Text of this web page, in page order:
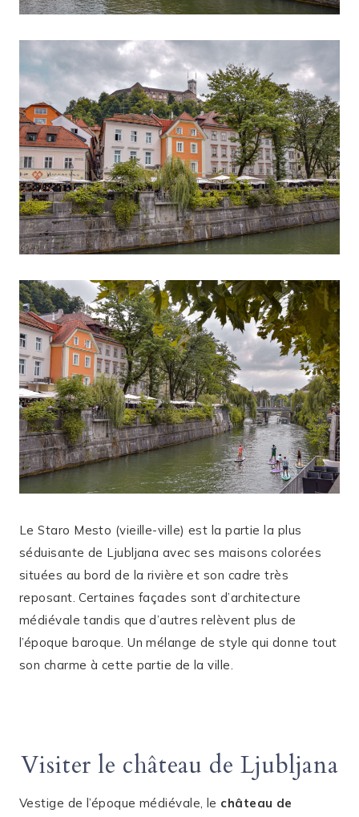
Le Staro Mesto (vieille-ville) est la partie la plus
séduisante de Ljubljana avec ses maisons colorées
situées au bord de la rivière et son cadre très
reposant. Certaines façades sont d’architecture
médiévale tandis que d’autres relèvent plus de
l’époque baroque. Un mélange de style qui donne tout
son charme à cette partie de la ville.
Visiter le château de Ljubljana
Vestige de l’époque médiévale, le château de